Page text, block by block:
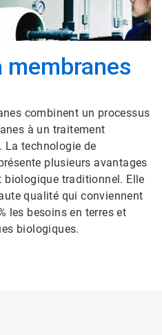
membranes
combinent un processus
à un traitement
La technologie de
plusieurs avantages
biologique traditionnel. Elle
qualité qui conviennent
les besoins en terres et
biologiques.